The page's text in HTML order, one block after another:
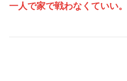
一人で家で戦わなくていい。